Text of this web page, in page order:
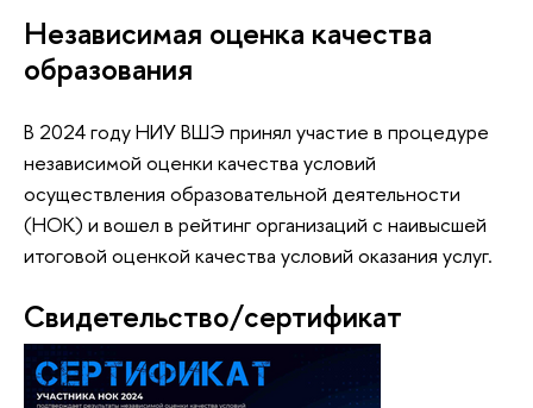
Независимая оценка качества
образования
В 2024 году НИУ ВШЭ принял участие в процедуре
независимой оценки качества условий
осуществления образовательной деятельности
(НОК) и вошел в рейтинг организаций с наивысшей
итоговой оценкой качества условий оказания услуг.
Свидетельство/сертификат